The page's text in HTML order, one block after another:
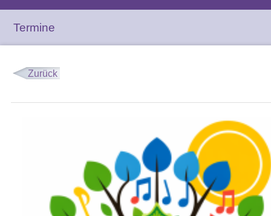
Termine
Zurück